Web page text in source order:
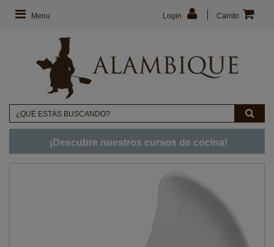
Menu Carrito
Login
¡Descubre nuestros cursos de cocina!